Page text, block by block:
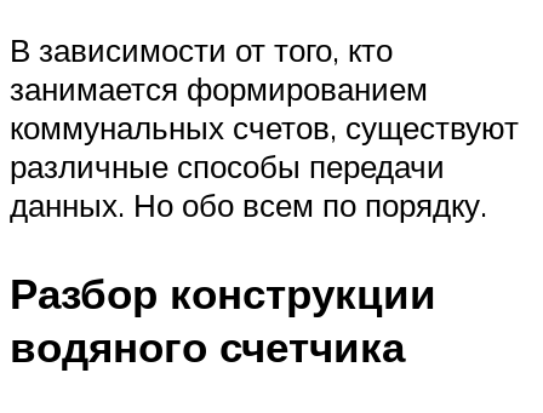
В зависимости от того, кто
занимается формированием
коммунальных счетов, существуют
различные способы передачи
данных. Но обо всем по порядку.
Разбор конструкции
водяного счетчика